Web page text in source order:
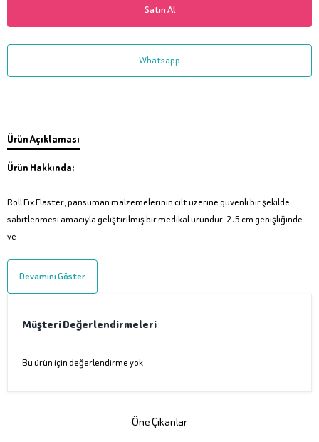
Satın Al
Whatsapp
Ürün Açıklaması
Ürün Hakkında:
Roll Fix Flaster, pansuman malzemelerinin cilt üzerine güvenli bir şekilde
sabitlenmesi amacıyla geliştirilmiş bir medikal üründür. 2.5 cm genişliğinde
ve
Devamını Göster
Müşteri Değerlendirmeleri
Bu ürün için değerlendirme yok
Öne Çıkanlar